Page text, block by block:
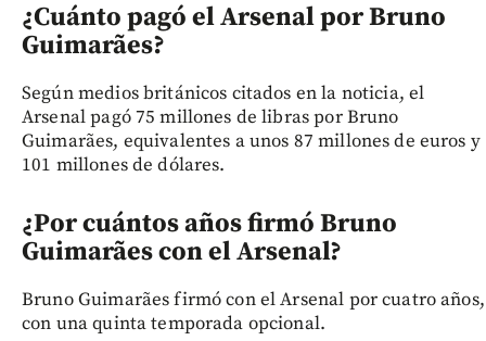
¿Cuánto pagó el Arsenal por Bruno
Guimarães?
Según medios británicos citados en la noticia, el
Arsenal pagó 75 millones de libras por Bruno
Guimarães, equivalentes a unos 87 millones de euros y
101 millones de dólares.
¿Por cuántos años firmó Bruno
Guimarães con el Arsenal?
Bruno Guimarães firmó con el Arsenal por cuatro años,
con una quinta temporada opcional.